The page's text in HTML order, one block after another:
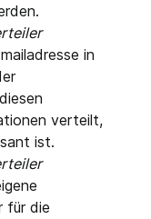
in
verteilt,
ist.
für die